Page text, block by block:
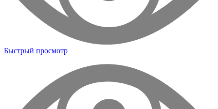
Быстрый просмотр